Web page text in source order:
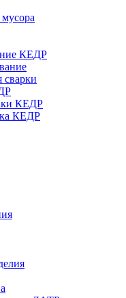
КЕДР
сварки
КЕДР
КЕДР